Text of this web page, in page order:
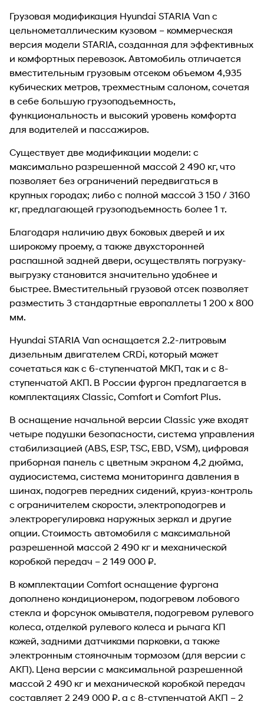
Грузовая модификация Hyundai STARIA Van с
цельнометаллическим кузовом – коммерческая
версия модели STARIA, созданная для эффективных
и комфортных перевозок. Автомобиль отличается
вместительным грузовым отсеком объемом 4,935
кубических метров, трехместным салоном, сочетая
в себе большую грузоподъемность,
функциональность и высокий уровень комфорта
для водителей и пассажиров.
Существует две модификации модели: с
максимально разрешенной массой 2 490 кг, что
позволяет без ограничений передвигаться в
крупных городах; либо с полной массой 3 150 / 3160
кг, предлагающей грузоподъемность более 1 т.
Благодаря наличию двух боковых дверей и их
широкому проему, а также двухсторонней
распашной задней двери, осуществлять погрузку-
выгрузку становится значительно удобнее и
быстрее. Вместительный грузовой отсек позволяет
разместить 3 стандартные европаллеты 1 200 х 800
мм.
Hyundai STARIA Van оснащается 2.2-литровым
дизельным двигателем CRDi, который может
сочетаться как с 6-ступенчатой МКП, так и с 8-
ступенчатой АКП. В России фургон предлагается в
комплектациях Classic, Comfort и Comfort Plus.
В оснащение начальной версии Classic уже входят
четыре подушки безопасности, система управления
стабилизацией (ABS, ESP, TSC, EBD, VSM), цифровая
приборная панель с цветным экраном 4,2 дюйма,
аудиосистема, система мониторинга давления в
шинах, подогрев передних сидений, круиз-контроль
с ограничителем скорости, электроподогрев и
электрорегулировка наружных зеркал и другие
опции. Стоимость автомобиля с максимальной
разрешенной массой 2 490 кг и механической
коробкой передач – 2 149 000 ₽.
В комплектации Comfort оснащение фургона
дополнено кондиционером, подогревом лобового
стекла и форсунок омывателя, подогревом рулевого
колеса, отделкой рулевого колеса и рычага КП
кожей, задними датчиками парковки, а также
электронным стояночным тормозом (для версии с
АКП). Цена версии с максимальной разрешенной
массой 2 490 кг и механической коробкой передач
составляет 2 249 000 ₽, а с 8-ступенчатой АКП – 2